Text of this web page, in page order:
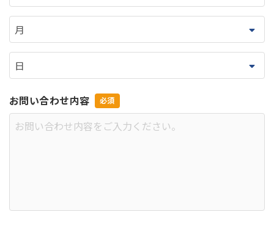
お問い合わせ内容